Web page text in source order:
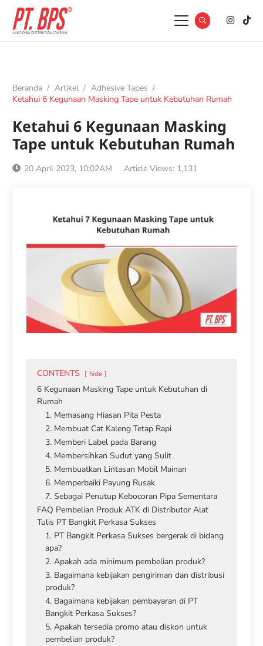
Beranda / Artikel / Adhesive Tapes /
Ketahui 6 Kegunaan Masking Tape untuk Kebutuhan Rumah
Ketahui 6 Kegunaan Masking
Tape untuk Kebutuhan Rumah
20 April 2023, 10:02AM Article Views: 1,131
CONTENTS hide
6 Kegunaan Masking Tape untuk Kebutuhan di
Rumah
1. Memasang Hiasan Pita Pesta
2. Membuat Cat Kaleng Tetap Rapi
3. Memberi Label pada Barang
4. Membersihkan Sudut yang Sulit
5. Membuatkan Lintasan Mobil Mainan
6. Memperbaiki Payung Rusak
7. Sebagai Penutup Kebocoran Pipa Sementara
FAQ Pembelian Produk ATK di Distributor Alat
Tulis PT Bangkit Perkasa Sukses
1. PT Bangkit Perkasa Sukses bergerak di bidang
apa?
2. Apakah ada minimum pembelian produk?
3. Bagaimana kebijakan pengiriman dan distribusi
produk?
4. Bagaimana kebijakan pembayaran di PT
Bangkit Perkasa Sukses?
5. Apakah tersedia promo atau diskon untuk
pembelian produk?